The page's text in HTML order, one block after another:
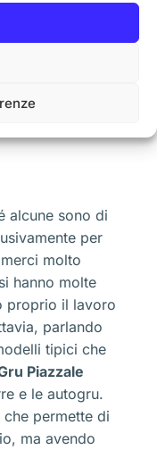
alcune sono di
per
molto
hanno molte
proprio il lavoro
parlando
tipici che
Piazzale
e le autogru.
permette di
ma avendo